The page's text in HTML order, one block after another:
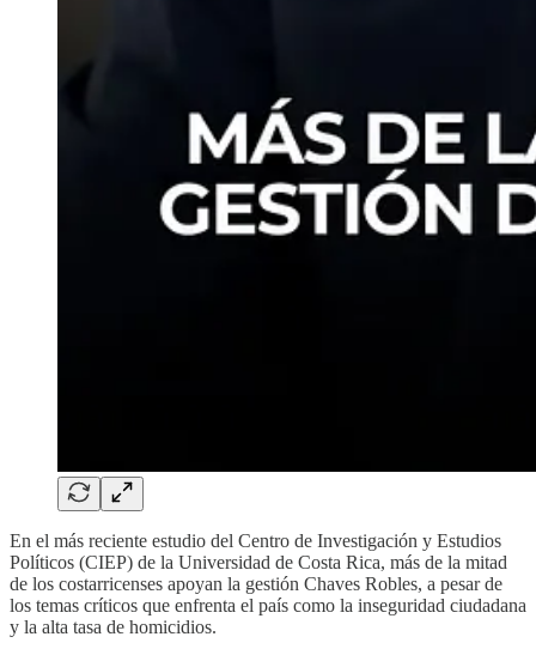
En el más reciente estudio del Centro de Investigación y Estudios
Políticos (CIEP) de la Universidad de Costa Rica, más de la mitad
de los costarricenses apoyan la gestión Chaves Robles, a pesar de
los temas críticos que enfrenta el país como la inseguridad ciudadana
y la alta tasa de homicidios.